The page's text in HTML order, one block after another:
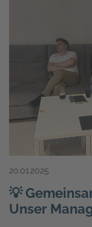
20.01.2025
💡
Unser